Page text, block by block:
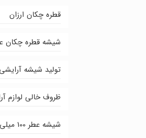
قطره چکان ارزان
شیشه قطره چکان
تولید شیشه آرایشی
ظروف خالی لوازم
شیشه عطر 100 میلی لیتر